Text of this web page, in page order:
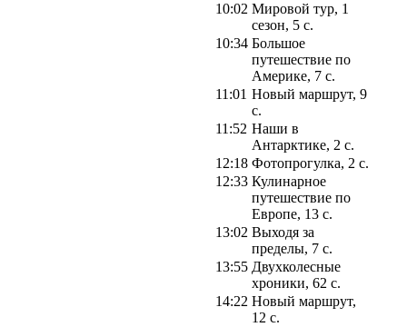
10:02 Мировой тур, 1
сезон, 5 с.
10:34 Большое
путешествие по
Америке, 7 с.
11:01 Новый маршрут, 9
с.
11:52 Наши в
Антарктике, 2 с.
12:18 Фотопрогулка, 2 с.
12:33 Кулинарное
путешествие по
Европе, 13 с.
13:02 Выходя за
пределы, 7 с.
13:55 Двухколесные
хроники, 62 с.
14:22 Новый маршрут,
12 с.